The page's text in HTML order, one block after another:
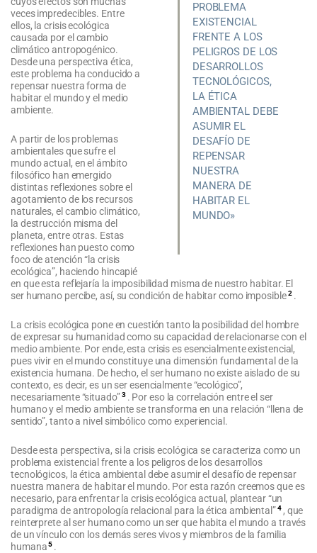
PROBLEMA
EXISTENCIAL
FRENTE A LOS
PELIGROS DE LOS
DESARROLLOS
TECNOLÓGICOS,
LA ÉTICA
AMBIENTAL DEBE
ASUMIR EL
DESAFÍO DE
REPENSAR
NUESTRA
MANERA DE
HABITAR EL
MUNDO»
veces impredecibles. Entre
ellos, la crisis ecológica
causada por el cambio
climático antropogénico.
Desde una perspectiva ética,
este problema ha conducido a
repensar nuestra forma de
habitar el mundo y el medio
ambiente.
A partir de los problemas
ambientales que sufre el
mundo actual, en el ámbito
filosófico han emergido
distintas reflexiones sobre el
agotamiento de los recursos
naturales, el cambio climático,
la destrucción misma del
planeta, entre otras. Estas
reflexiones han puesto como
foco de atención “la crisis
ecológica”, haciendo hincapié
en que esta reflejaría la imposibilidad misma de nuestro habitar. El
ser humano percibe, así, su condición de habitar como imposible2 .
La crisis ecológica pone en cuestión tanto la posibilidad del hombre
de expresar su humanidad como su capacidad de relacionarse con el
medio ambiente. Por ende, esta crisis es esencialmente existencial,
pues vivir en el mundo constituye una dimensión fundamental de la
existencia humana. De hecho, el ser humano no existe aislado de su
contexto, es decir, es un ser esencialmente “ecológico”,
necesariamente “situado”3 . Por eso la correlación entre el ser
humano y el medio ambiente se transforma en una relación “llena de
sentido”, tanto a nivel simbólico como experiencial.
Desde esta perspectiva, si la crisis ecológica se caracteriza como un
problema existencial frente a los peligros de los desarrollos
tecnológicos, la ética ambiental debe asumir el desafío de repensar
nuestra manera de habitar el mundo. Por esta razón creemos que es
necesario, para enfrentar la crisis ecológica actual, plantear “un
paradigma de antropología relacional para la ética ambiental”4 , que
reinterprete al ser humano como un ser que habita el mundo a través
de un vínculo con los demás seres vivos y miembros de la familia
humana5 .